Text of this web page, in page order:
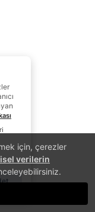
için, çerezler
verilerin